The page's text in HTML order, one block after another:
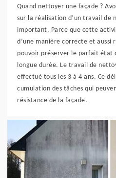
Quand nettoyer une façade ?
sur la réalisation d’un travail de
important. Parce que cette
d’une manière correcte et aussi
pouvoir préserver le parfait état
longue durée. Le travail de
effectué tous les 3 à 4 ans. Ce
cumulation des tâches qui
résistance de la façade.